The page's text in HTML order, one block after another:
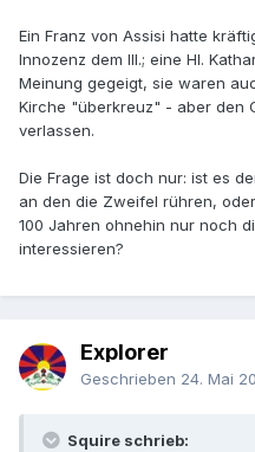
Ein Franz von Assisi hatte
Innozenz dem III.; eine Hl.
Meinung gegeigt, sie waren
Kirche "überkreuz" - aber den
verlassen.
Die Frage ist doch nur: ist es
an den die Zweifel rühren,
100 Jahren ohnehin nur noch
interessieren?
Explorer
Geschrieben 24. Mai
Squire schrieb: